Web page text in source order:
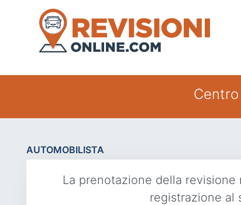
AUTOMOBILISTA
La prenotazione della
registrazione al